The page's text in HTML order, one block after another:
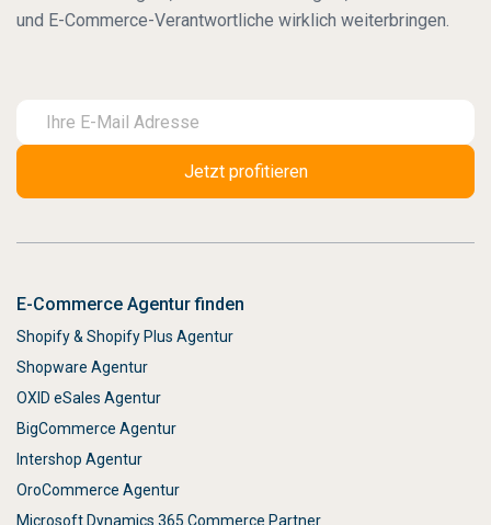
und E-Commerce-Verantwortliche wirklich weiterbringen.
E-Commerce Agentur finden
Shopify & Shopify Plus Agentur
Shopware Agentur
OXID eSales Agentur
BigCommerce Agentur
Intershop Agentur
OroCommerce Agentur
Microsoft Dynamics 365 Commerce Partner